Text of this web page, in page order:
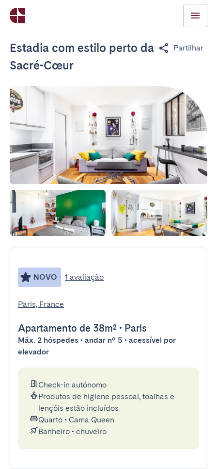
Estadia com estilo perto da
Sacré-Cœur
Partilhar
NOVO 1 avaliação
Paris, France
Apartamento de 38m² • Paris
Máx. 2 hóspedes • andar nº 5 • acessível por
elevador
Check-in autónomo
Produtos de higiene pessoal, toalhas e
lençóis estão incluídos
Quarto • Cama Queen
Banheiro • chuveiro